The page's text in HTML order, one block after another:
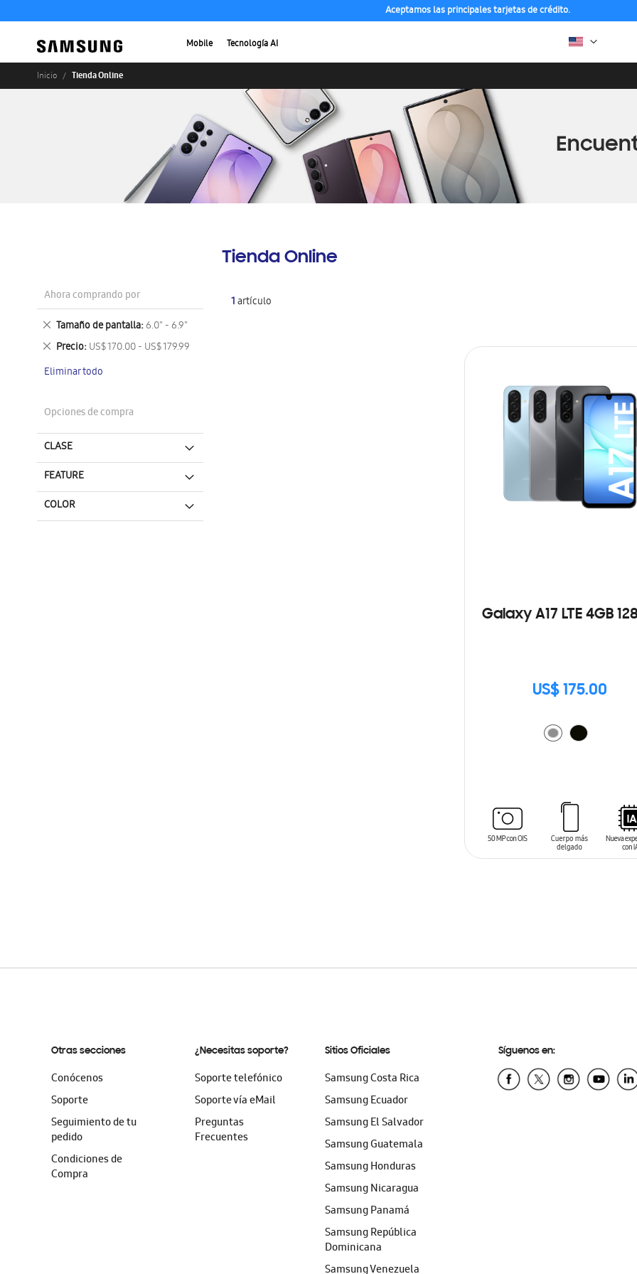
Aceptamos las principales tarjetas de crédito.
Mobile Tecnología AI
Inicio Tienda Online
Tienda Online
1artículo
Galaxy A17 LTE 4GB
US$ 175.00
Ahora comprando por
Tamaño de pantalla 6.0" - 6.9"
Eliminar
este
artículo
Precio US$ 170.00 - US$ 179.99
Eliminar
artículo
Eliminar todo
Opciones de compra
CLASE
FEATURE
COLOR
Otras secciones
Conócenos
Soporte
Seguimiento de tu
pedido
Condiciones de
Compra
¿Necesitas soporte?
Soporte telefónico
Soporte vía eMail
Preguntas
Frecuentes
Sitios Oficiales
Samsung Costa Rica
Samsung Ecuador
Samsung El Salvador
Samsung Guatemala
Samsung Honduras
Samsung Nicaragua
Samsung Panamá
Samsung República
Dominicana
Samsung Venezuela
Síguenos en: